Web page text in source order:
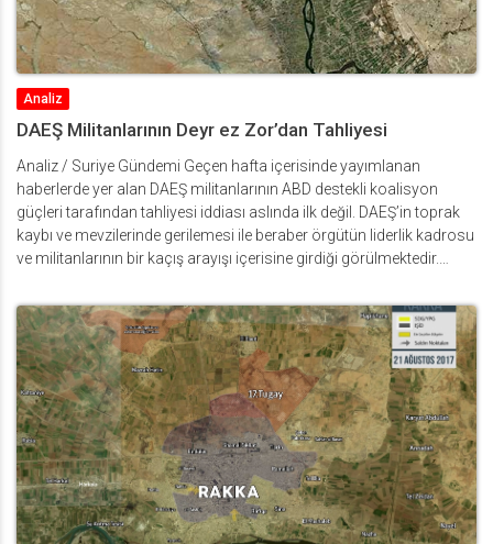
Analiz
DAEŞ Militanlarının Deyr ez Zor’dan Tahliyesi
Analiz / Suriye Gündemi Geçen hafta içerisinde yayımlanan
haberlerde yer alan DAEŞ militanlarının ABD destekli koalisyon
güçleri tarafından tahliyesi iddiası aslında ilk değil. DAEŞ’in toprak
kaybı ve mevzilerinde gerilemesi ile beraber örgütün liderlik kadrosu
ve militanlarının bir kaçış arayışı içerisine girdiği görülmektedir.
desteğini alan YPG güçleri tarafından kuşatılmasıyla beraber Esed
rejimi ve yanlısı milislerin Deyr ez zor’a kadar ilerlemesi; Suriye’deki
DAEŞ militanlarını sıkıştırmış, Ebu kamal ve Deyr ez zor kırsallarına
doğru dağılmalarına neden olmuştu. Hatta muhalefetin elinde
bulunan İdlib’e kadar geri çekilen birlikler bile olmuştu. Irak’taki
DAEŞ’in durumu Suriye’deki militanlarının durumundan farklı değil.
Irak!ta Musul’u ve Tellafer’i kaybeden DAEŞ militanları başka
bölgelere sığınmaya çalışırken, özellikle yabancı militanların
Peşmerge güçlerine teslim olmayı tercih ettikleri görülmektedir. Bu
kaçış kargaşası sürerken, Suriye ve Irak sahasında bazı DAEŞ
militanlarının helikopterler aracıyla tahliye edildiğine dair bilgiler